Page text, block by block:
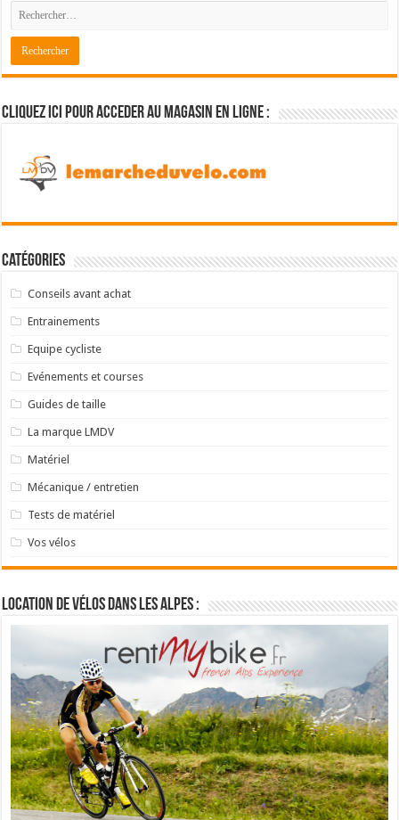
Cliquez ici pour acceder au magasin en ligne :
Catégories
Conseils avant achat
Entrainements
Equipe cycliste
Evénements et courses
Guides de taille
La marque LMDV
Matériel
Mécanique / entretien
Tests de matériel
Vos vélos
Location de vélos dans les Alpes :